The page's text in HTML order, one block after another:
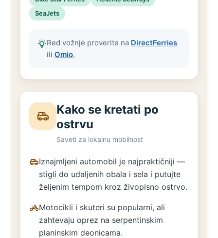
SeaJets
Red vožnje proverite na DirectFerries
iliOmio.
Kako se kretati po
ostrvu
Saveti za lokalnu mobilnost
Iznajmljeni automobil je najpraktičniji —
stigli do udaljenih obala i sela i putujte
željenim tempom kroz živopisno ostrvo.
Motocikli i skuteri su popularni, ali
zahtevaju oprez na serpentinskim
planinskim deonicama.